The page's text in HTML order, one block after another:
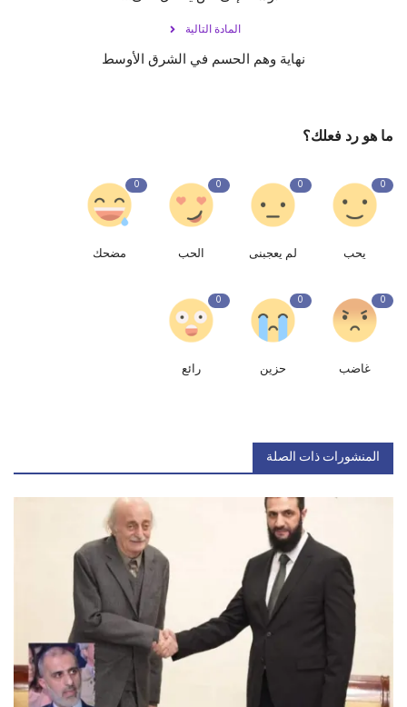
المادة التالية
نهاية وهم الحسم في الشرق الأوسط
ما هو رد فعلك؟
0
يحب
0
لم يعجبنى
0
الحب
0
مضحك
0
غاضب
0
حزين
0
رائع
المنشورات ذات الصلة